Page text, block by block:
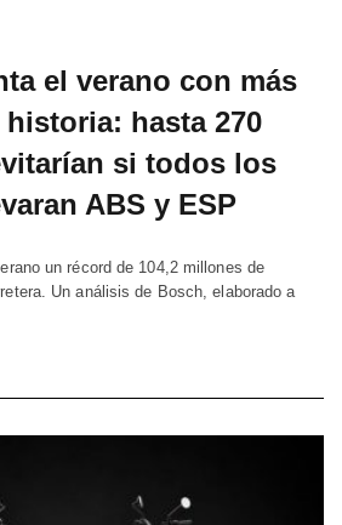
el verano con más
hasta 270
si todos los
ABS y ESP
un récord de 104,2 millones de
Un análisis de Bosch, elaborado a